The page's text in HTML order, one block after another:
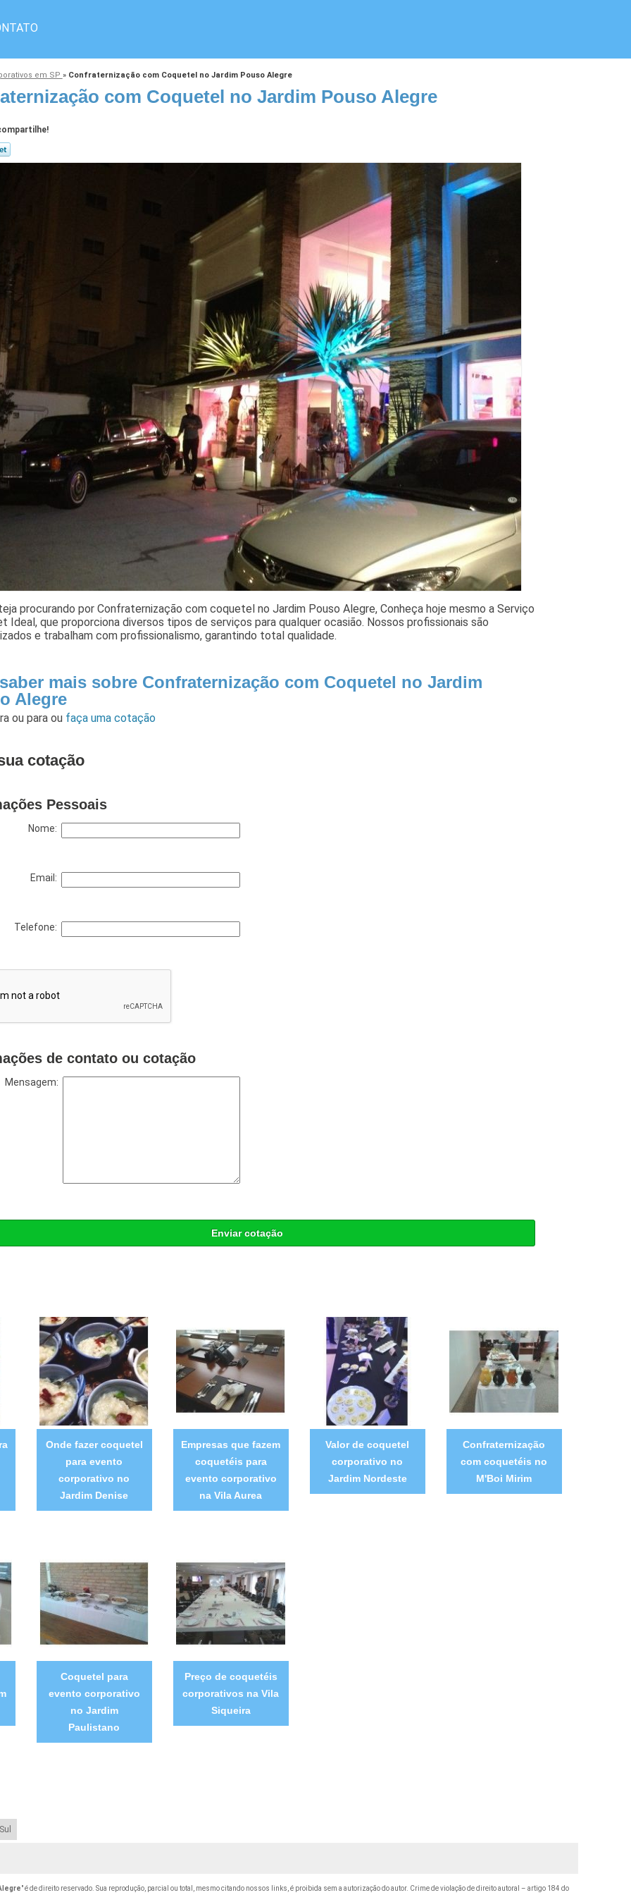
em SP » Confraternização com Coquetel no Jardim Pouso Alegre
com Coquetel no Jardim Pouso Alegre
procurando por Confraternização com coquetel no Jardim Pouso Alegre, Conheça hoje mesmo a Serviço
Ideal, que proporciona diversos tipos de serviços para qualquer ocasião. Nossos profissionais são
e trabalham com profissionalismo, garantindo total qualidade.
mais sobre Confraternização com Coquetel no Jardim
Alegre
ou paraou faça uma cotação
cotação
Pessoais
Nome:
Email:
Telefone:
de contato ou cotação
Mensagem:
Enviar cotação
Onde fazer coquetel
para evento
corporativo no
Jardim Denise
Empresas que fazem
coquetéis para
evento corporativo
na Vila Aurea
Valor de coquetel
corporativo no
Jardim Nordeste
Confraternização
com coquetéis no
M'Boi Mirim
Coquetel para
evento corporativo
no Jardim
Paulistano
Preço de coquetéis
corporativos na Vila
Siqueira
" é de direito reservado. Sua reprodução, parcial ou total, mesmo citando nossos links, é proibida sem a autorização do autor. Crime de violação de direito autoral – artigo 184 do